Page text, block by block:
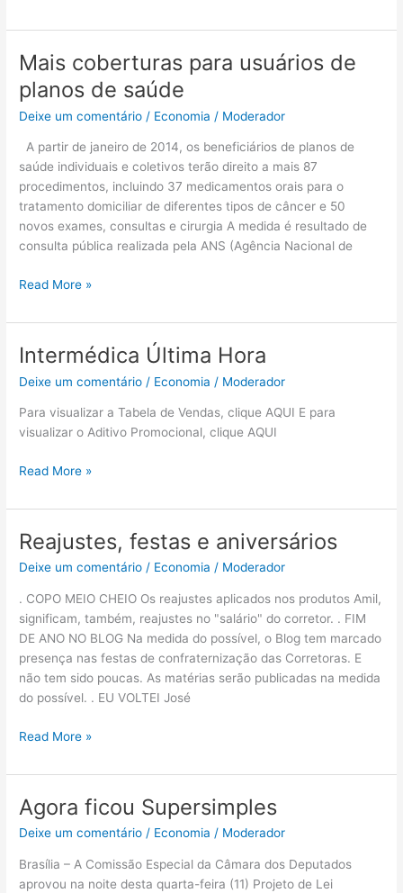
Mais coberturas para usuários de
planos de saúde
Deixe um comentário / Economia / Moderador
A partir de janeiro de 2014, os beneficiários de planos de
saúde individuais e coletivos terão direito a mais 87
procedimentos, incluindo 37 medicamentos orais para o
tratamento domiciliar de diferentes tipos de câncer e 50
novos exames, consultas e cirurgia A medida é resultado de
consulta pública realizada pela ANS (Agência Nacional de
Mais
coberturas
para
usuários
planos
saúde
Read More »
Intermédica Última Hora
Deixe um comentário / Economia / Moderador
Para visualizar a Tabela de Vendas, clique AQUI E para
visualizar o Aditivo Promocional, clique AQUI
Intermédica
Hora
Read More »
Reajustes, festas e aniversários
Deixe um comentário / Economia / Moderador
. COPO MEIO CHEIO Os reajustes aplicados nos produtos Amil,
significam, também, reajustes no "salário" do corretor. . FIM
DE ANO NO BLOG Na medida do possível, o Blog tem marcado
presença nas festas de confraternização das Corretoras. E
não tem sido poucas. As matérias serão publicadas na medida
do possível. . EU VOLTEI José
Reajustes,
aniversários
Read More »
Agora ficou Supersimples
Deixe um comentário / Economia / Moderador
Brasília – A Comissão Especial da Câmara dos Deputados
aprovou na noite desta quarta-feira (11) Projeto de Lei
Agora
ficou
Supersimples